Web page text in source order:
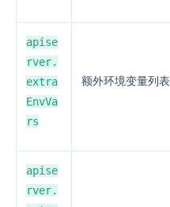
apise
rver.
extra
EnvVa
rs
额外环境变量列表
apise
rver.